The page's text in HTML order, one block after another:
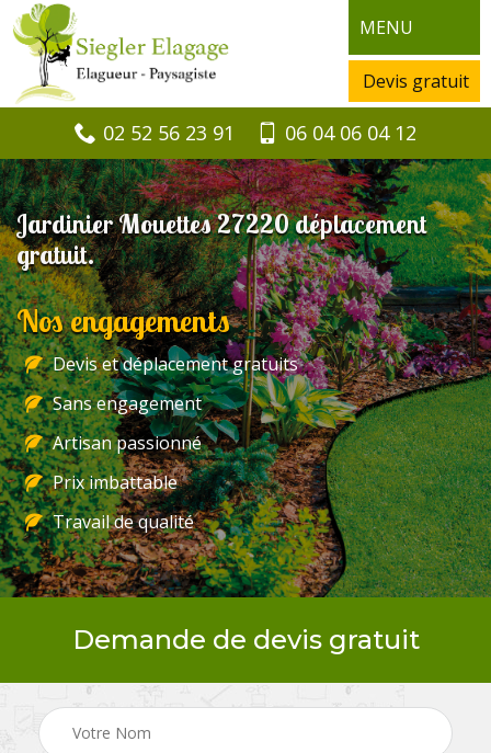
MENU
Devis gratuit
02 52 56 23 91 06 04 06 04 12
Jardinier Mouettes 27220 déplacement
gratuit.
Nos engagements
Devis et déplacement gratuits
Sans engagement
Artisan passionné
Prix imbattable
Travail de qualité
Demande de devis gratuit